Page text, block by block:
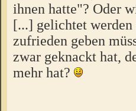
ihnen hatte"? Oder
[...] gelichtet
zufrieden geben
zwar geknackt hat,
mehr hat?